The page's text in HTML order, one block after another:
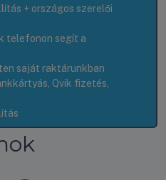
+ országos szerelői
telefonon segít a
saját raktárunkban
Qvik fizetés,